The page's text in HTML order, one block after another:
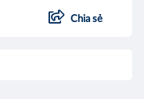
Chia sẻ